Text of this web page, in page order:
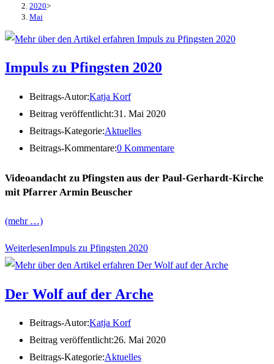
2020>
Mai
Impuls zu Pfingsten 2020
Beitrags-Autor:Katja Korf
Beitrag veröffentlicht:31. Mai 2020
Beitrags-Kategorie:Aktuelles
Beitrags-Kommentare:0 Kommentare
Videoandacht zu Pfingsten aus der Paul-Gerhardt-Kirche
mit Pfarrer Armin Beuscher
(mehr …)
WeiterlesenImpuls zu Pfingsten 2020
Der Wolf auf der Arche
Beitrags-Autor:Katja Korf
Beitrag veröffentlicht:26. Mai 2020
Beitrags-Kategorie:Aktuelles